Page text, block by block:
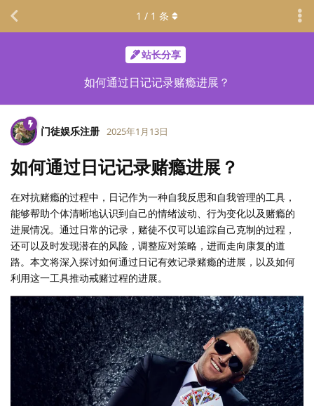
站长分享
如何通过日记记录赌瘾进展？
1 / 1 条
门徒娱乐注册 2025年1月13日
如何通过日记记录赌瘾进展？
在对抗赌瘾的过程中，日记作为一种自我反思和自我管理的工具，
能够帮助个体清晰地认识到自己的情绪波动、行为变化以及赌瘾的
进展情况。通过日常的记录，赌徒不仅可以追踪自己克制的过程，
还可以及时发现潜在的风险，调整应对策略，进而走向康复的道
路。本文将深入探讨如何通过日记有效记录赌瘾的进展，以及如何
利用这一工具推动戒赌过程的进展。